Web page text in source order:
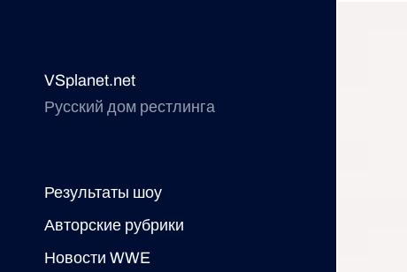
VSplanet.net
Русский дом рестлинга
Результаты шоу
Авторские рубрики
Новости WWE